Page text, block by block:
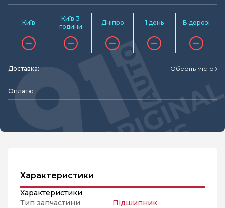
Київ
Київ 3
години
Дніпро 1 день В дорозі
Доставка: Оберіть місто
Оплата:
Характеристики
Характеристики
Тип запчастини
Підшипник